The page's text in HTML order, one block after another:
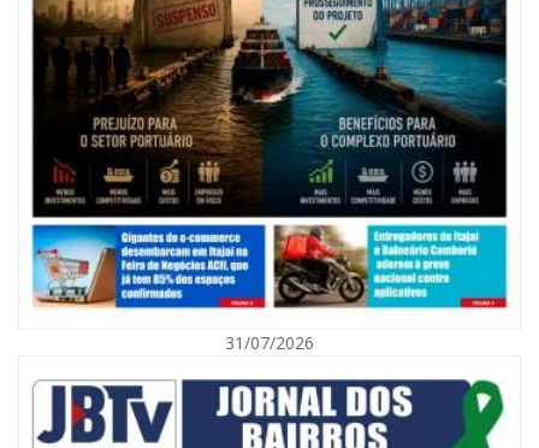
08/08/2026 | 07:00
Agosto Laranja mobiliza Navegantes com ações de prevenção de
deficiências e inclusão social
BALNEÁRIO CAMBORIÚ
31/07/2026